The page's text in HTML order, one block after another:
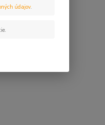
údajov.